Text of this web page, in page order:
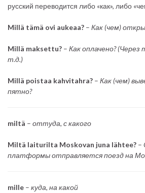
русский переводится либо «как», либо
Millä tämä ovi aukeaa? – Как (чем)
Millä maksettu? – Как оплачено?
т.д.)
Millä poistaa kahvitahra? – Как (чем)
пятно?
miltä – оттуда, с какого
Miltä laiturilta Moskovan juna lähtee? –
платформы отправляется поезд на
mille – куда, на какой